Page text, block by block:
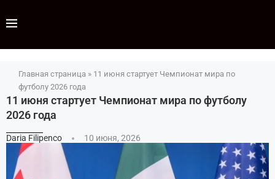
Главная страница » 11 июня стартует Чемпионат мира по
футболу 2026 года
11 июня стартует Чемпионат мира по футболу
2026 года
Daria Filipenco 10 июня, 2026